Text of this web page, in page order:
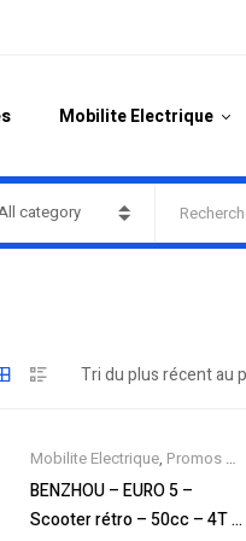
Mobilite Electrique
category
Mobilite Electrique, Promos &
Soldes,Scooter 50cc
Scooters
BENZHOU – EURO 5 –
Scooter rétro – 50cc – 4T –